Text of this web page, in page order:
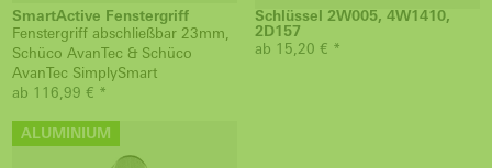
SmartActive Fenstergriff
Fenstergriff abschließbar 23mm,
Schüco AvanTec & Schüco
AvanTec SimplySmart
ab 116,99 € *
Schlüssel 2W005, 4W1410,
2D157
ab 15,20 € *
ALUMINIUM